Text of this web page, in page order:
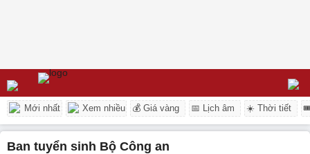
Mới nhất Xem nhiều 💰 Giá vàng 📅 Lịch âm ☀️ Thời tiết
ban tuyển sinh Bộ Công an